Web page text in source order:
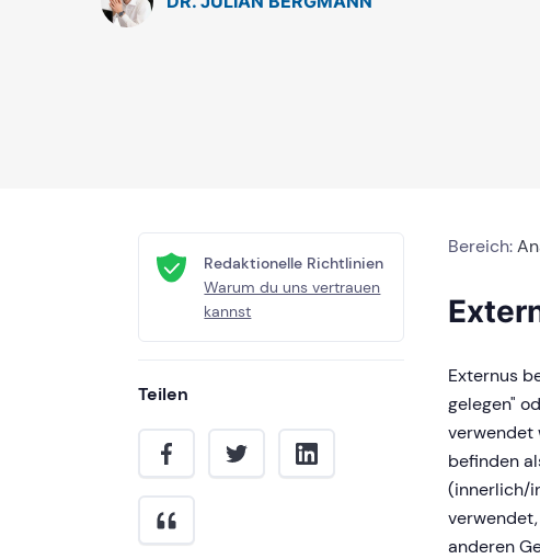
Redaktionelle Richtlinien
Warum du uns vertrauen
kannst
Teilen
Bereich:
Externus
gelegen"
verwendet
befinden
(innerlich/
anderen